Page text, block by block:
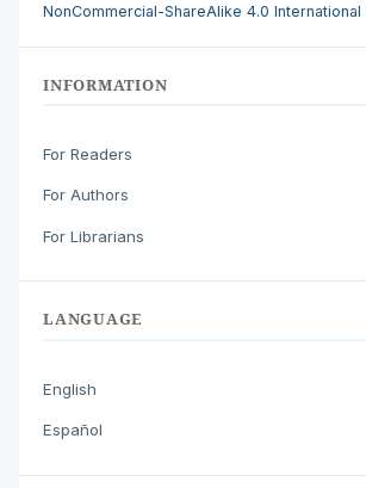
NonCommercial-ShareAlike 4.0 International
INFORMATION
For Readers
For Authors
For Librarians
LANGUAGE
English
Español